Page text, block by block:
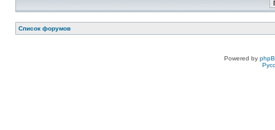
Список форумов
Powered by